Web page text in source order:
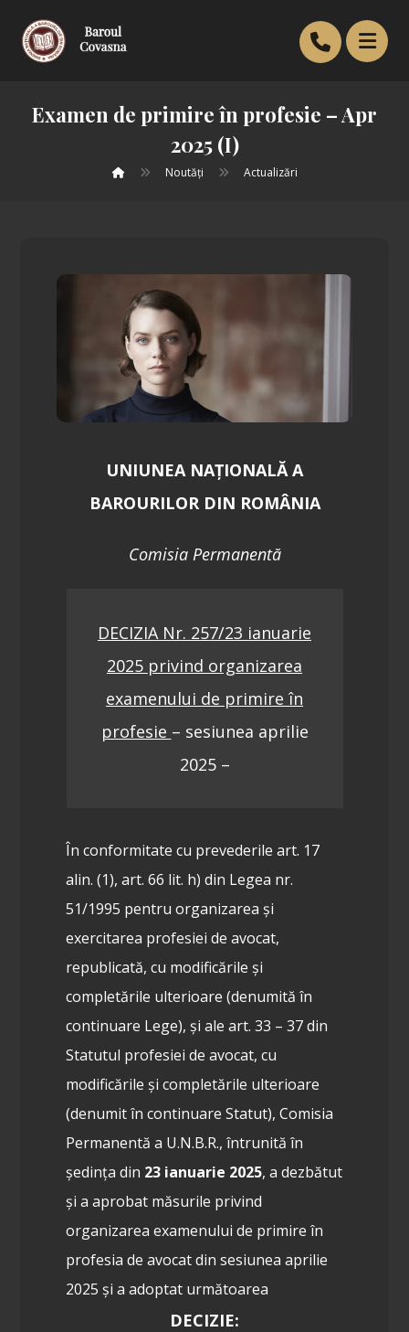
Examen de primire în profesie – Apr
2025 (I)
Noutăți Actualizări
UNIUNEA NAŢIONALĂ A
BAROURILOR DIN ROMÂNIA
Comisia Permanentă
DECIZIA Nr. 257/23 ianuarie
2025 privind organizarea
examenului de primire în
profesie – sesiunea aprilie
2025 –
În conformitate cu prevederile art. 17
alin. (1), art. 66 lit. h) din Legea nr.
51/1995 pentru organizarea și
exercitarea profesiei de avocat,
republicată, cu modificările și
completările ulterioare (denumită în
continuare Lege), și ale art. 33 – 37 din
Statutul profesiei de avocat, cu
modificările și completările ulterioare
(denumit în continuare Statut), Comisia
Permanentă a U.N.B.R., întrunită în
ședința din 23 ianuarie 2025, a dezbătut
și a aprobat măsurile privind
organizarea examenului de primire în
profesia de avocat din sesiunea aprilie
2025 și a adoptat următoarea
DECIZIE: